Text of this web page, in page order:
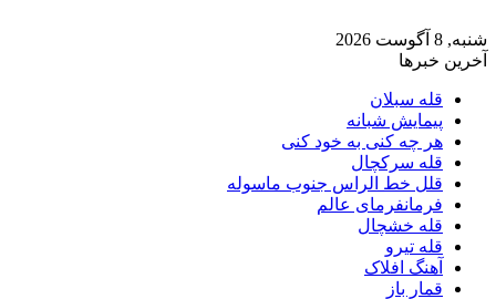
شنبه, 8 آگوست 2026
آخرین خبرها
قله سبلان
پیمایش شبانه
هر چه کنی به خود کنی
قله سرکچال
قلل خط الراس جنوب ماسوله
فرمانفرمای عالم
قله خشچال
قله تیرو
آهنگ افلاک
قمار باز